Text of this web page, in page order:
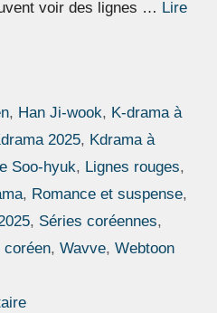
voir des lignes … Lire
, Han Ji-wook, K-drama à
2025, Kdrama à
Soo-hyuk, Lignes rouges,
, Romance et suspense,
, Séries coréennes,
coréen, Wavve, Webtoon